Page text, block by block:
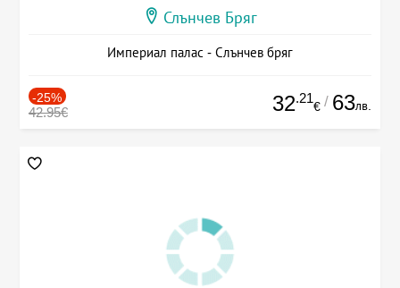
Слънчев Бряг
Империал палас - Слънчев бряг
-25%
42.95€ 32.21
€ / 63лв.